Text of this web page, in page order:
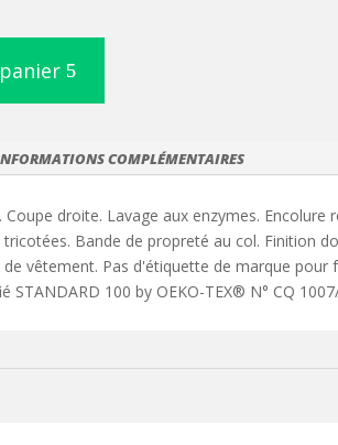
COMPLÉMENTAIRES
droite. Lavage aux enzymes. Encolure
Bande de propreté au col. Finition
vêtement. Pas d'étiquette de marque pour
STANDARD 100 by OEKO-TEX® N° CQ